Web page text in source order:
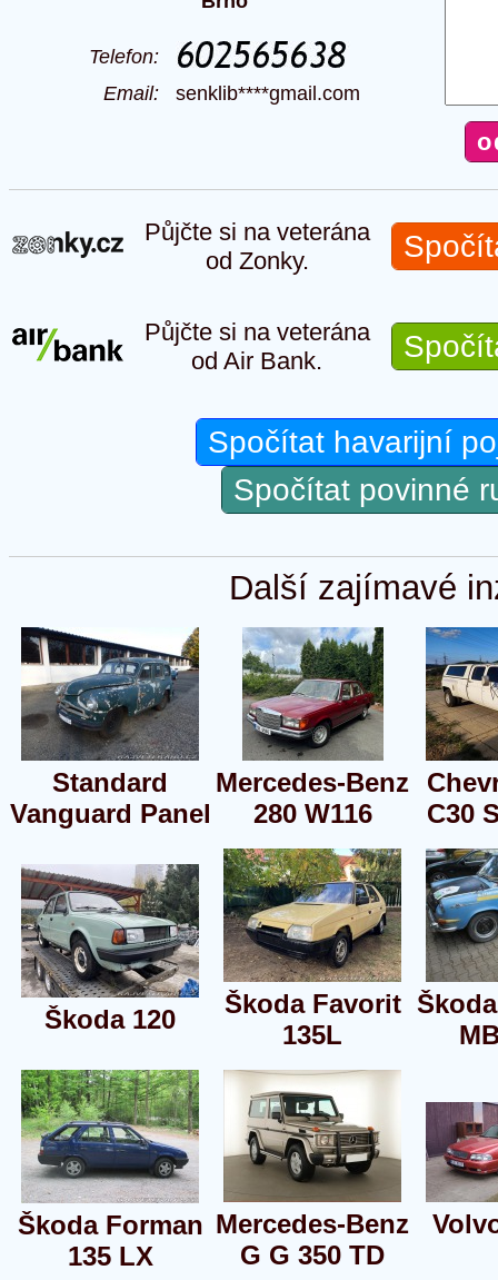
Telefon:
Email: senklib****gmail.com
Půjčte si na veterána
od Zonky.
Půjčte si na veterána
od Air Bank.
Spočítat havarijní
Spočítat povinné
Další zajímavé
Standard
Vanguard Panel
Mercedes-Benz
280 W116
C30
Škoda 120
Škoda Favorit
135L
Škoda Forman
135 LX
Mercedes-Benz
G G 350 TD